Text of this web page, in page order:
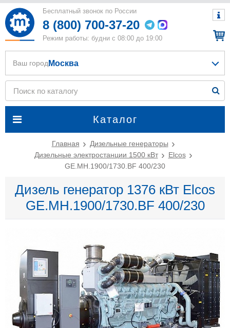
Бесплатный звонок по России
8 (800) 700-37-20
Режим работы: будни с 08:00 до 19:00
Каталог
Ваш город Москва
Главная
Дизельные генераторы
Дизельные электростанции 1500 кВт
Elcos
GE.MH.1900/1730.BF 400/230
Дизель генератор 1376 кВт Elcos
GE.MH.1900/1730.BF 400/230